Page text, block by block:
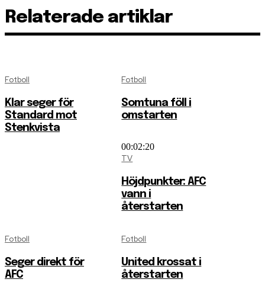
Relaterade artiklar
Fotboll
Klar seger för
Standard mot
Stenkvista
Fotboll
Somtuna föll i
omstarten
00:02:20
TV
Höjdpunkter: AFC
vann i
återstarten
Fotboll
Seger direkt för
AFC
Fotboll
United krossat i
återstarten